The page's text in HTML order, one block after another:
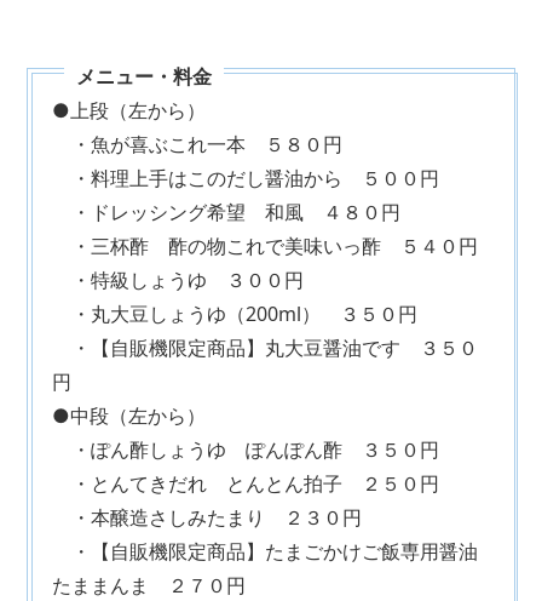
●上段（左から）
・魚が喜ぶこれ一本 ５８０円
・料理上手はこのだし醤油から ５００円
・ドレッシング希望 和風 ４８０円
・三杯酢 酢の物これで美味いっ酢 ５４０円
・特級しょうゆ ３００円
・丸大豆しょうゆ（200ml） ３５０円
・【自販機限定商品】丸大豆醤油です ３５０
円
●中段（左から）
・ぽん酢しょうゆ ぽんぽん酢 ３５０円
・とんてきだれ とんとん拍子 ２５０円
・本醸造さしみたまり ２３０円
・【自販機限定商品】たまごかけご飯専用醤油
たままんま ２７０円